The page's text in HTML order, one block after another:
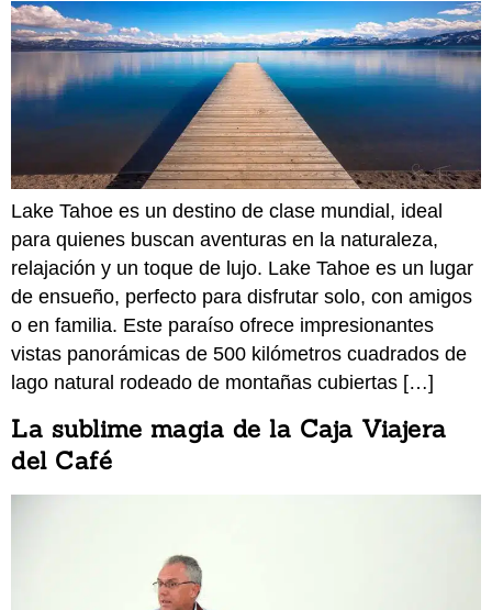
Lake Tahoe es un destino de clase mundial, ideal
para quienes buscan aventuras en la naturaleza,
relajación y un toque de lujo. Lake Tahoe es un lugar
de ensueño, perfecto para disfrutar solo, con amigos
o en familia. Este paraíso ofrece impresionantes
vistas panorámicas de 500 kilómetros cuadrados de
lago natural rodeado de montañas cubiertas […]
La sublime magia de la Caja Viajera
del Café